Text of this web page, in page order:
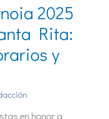
2025
Rita:
y
en honor a